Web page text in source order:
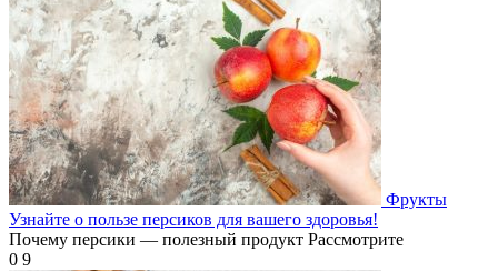
Фрукты
Узнайте о пользе персиков для вашего здоровья!
Почему персики — полезный продукт Рассмотрите
0 9